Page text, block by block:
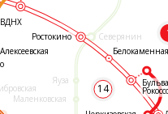
Северянин
Яуза
Маленковская
14
ВДНХ
Алексеевская Белокаменная
Ростокино